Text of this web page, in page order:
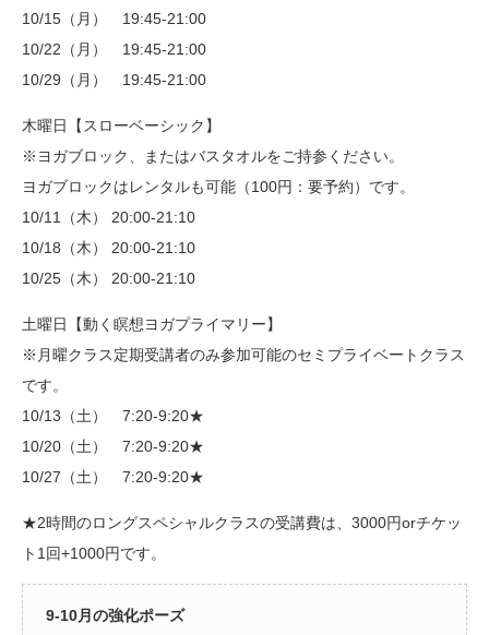
10/15（月） 19:45-21:00
10/22（月） 19:45-21:00
10/29（月） 19:45-21:00
木曜日【スローベーシック】
※ヨガブロック、またはバスタオルをご持参ください。
ヨガブロックはレンタルも可能（100円：要予約）です。
10/11（木） 20:00-21:10
10/18（木） 20:00-21:10
10/25（木） 20:00-21:10
土曜日【動く瞑想ヨガプライマリー】
※月曜クラス定期受講者のみ参加可能のセミプライベートクラス
です。
10/13（土） 7:20-9:20★
10/20（土） 7:20-9:20★
10/27（土） 7:20-9:20★
★2時間のロングスペシャルクラスの受講費は、3000円orチケッ
ト1回+1000円です。
9-10月の強化ポーズ